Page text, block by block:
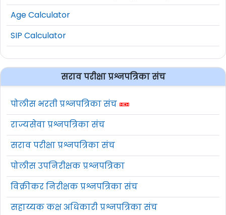
Age Calculator
SIP Calculator
सराव परीक्षा प्रश्नपत्रिका संच
पोलीस भरती प्रश्नपत्रिका संच
राज्यसेवा प्रश्नपत्रिका संच
सराव परीक्षा प्रश्नपत्रिका संच
पोलीस उपनिरीक्षक प्रश्नपत्रिका
विक्रीकर निरीक्षक प्रश्नपत्रिका संच
सहाय्यक कक्ष अधिकारी प्रश्नपत्रिका संच